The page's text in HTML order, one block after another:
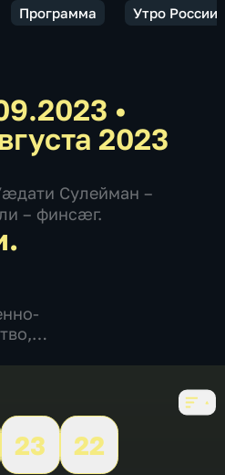
Программа Утро
•
2023
Сулейман –
– финсæг.
,
23
22